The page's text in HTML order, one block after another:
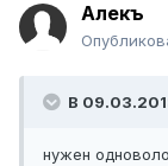
Алекъ
В
нужен